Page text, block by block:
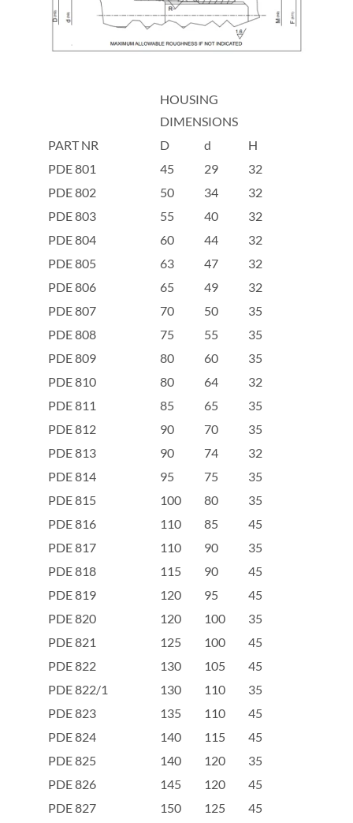
HOUSING
DIMENSIONS
PART NR
D d
H
PDE 801
45 29
32
PDE 802
50 34
32
PDE 803
55 40
32
PDE 804
60 44
32
PDE 805
63 47
32
PDE 806
65 49
32
PDE 807
70 50
35
PDE 808
75 55
35
PDE 809
80 60
35
PDE 810
80 64
32
PDE 811
85 65
35
PDE 812
90 70
35
PDE 813
90 74
32
PDE 814
95 75
35
PDE 815
100 80
35
PDE 816
110 85
45
PDE 817
110 90
35
PDE 818
115 90
45
PDE 819
120 95
45
PDE 820
120 100
35
PDE 821
125 100
45
PDE 822
130 105
45
PDE 822/1
130 110
35
PDE 823
135 110
45
PDE 824
140 115
45
PDE 825
140 120
35
PDE 826
145 120
45
PDE 827
150 125
45